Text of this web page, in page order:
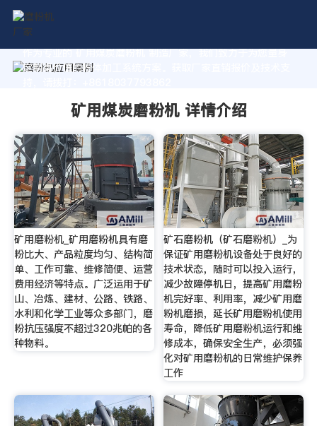
作为专业的 矿用煤炭磨粉机 制造厂家，我们致力于为您量身
定制高价值的粉体加工系统方案。获取厂家直销报价及技术支
矿用煤炭磨粉机 详情介绍
矿用磨粉机_矿用磨粉机具有磨
粉比大、产品粒度均匀、结构简
单、工作可靠、维修简便、运营
费用经济等特点。广泛运用于矿
山、冶炼、建材、公路、铁路、
水利和化学工业等众多部门，磨
粉抗压强度不超过320兆帕的各
种物料。
矿石磨粉机（矿石磨粉机）_为
保证矿用磨粉机设备处于良好的
技术状态，随时可以投入运行，
减少故障停机日，提高矿用磨粉
机完好率、利用率，减少矿用磨
粉机磨损，延长矿用磨粉机使用
寿命，降低矿用磨粉机运行和维
修成本，确保安全生产，必须强
化对矿用磨粉机的日常维护保养
工作